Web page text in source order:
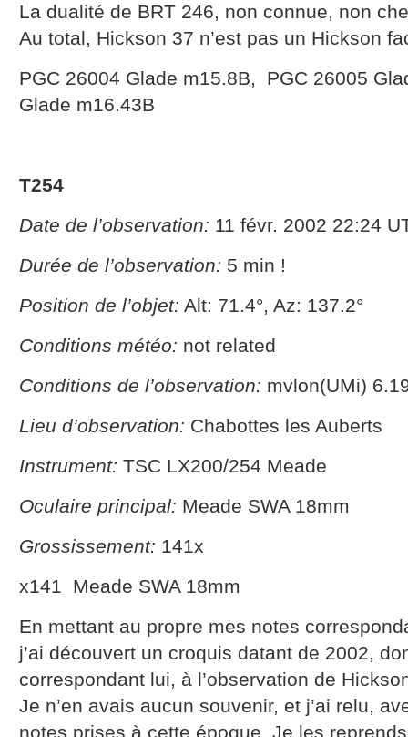
La dualité de BRT 246, non connue, non
Au total, Hickson 37 n’est pas un Hickson
PGC 26004 Glade m15.8B, PGC 26005
Glade m16.43B
T254
Date de l’observation: 11 févr. 2002 22:24
Durée de l’observation: 5 min !
Position de l’objet: Alt: 71.4°, Az: 137.2°
Conditions météo: not related
Conditions de l’observation: mvlon(UMi)
Lieu d’observation: Chabottes les Auberts
Instrument: TSC LX200/254 Meade
Oculaire principal: Meade SWA 18mm
Grossissement: 141x
x141 Meade SWA 18mm
En mettant au propre mes notes
j’ai découvert un croquis datant de 2002,
correspondant lui, à l’observation de
Je n’en avais aucun souvenir, et j’ai relu,
notes prises à cette époque. Je les